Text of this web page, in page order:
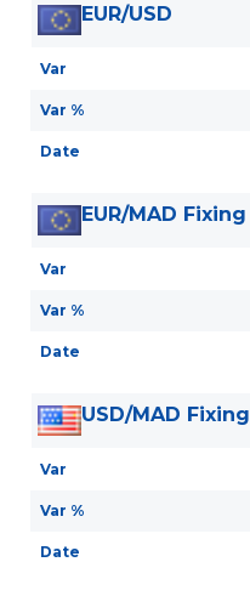
EUR/USD
Var
Var %
Date
EUR/MAD Fixing
Var
Var %
Date
USD/MAD Fixing
Var
Var %
Date